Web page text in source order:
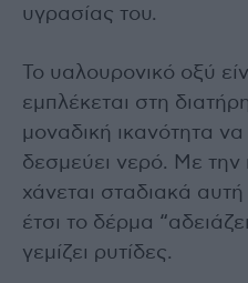
υγρασίας του.
Το υαλουρονικό οξύ
εμπλέκεται στη
μοναδική ικανότητα
δεσμεύει νερό. Με
χάνεται σταδιακά αυτή
έτσι το δέρμα
γεμίζει ρυτίδες.